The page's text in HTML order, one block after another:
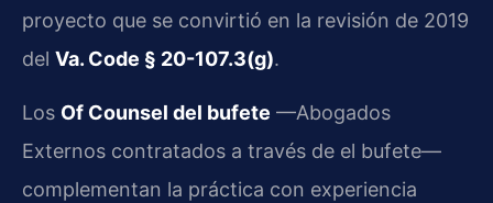
proyecto que se convirtió en la revisión de 2019
del Va. Code § 20-107.3(g).
Los Of Counsel del bufete —Abogados
Externos contratados a través de el bufete—
complementan la práctica con experiencia